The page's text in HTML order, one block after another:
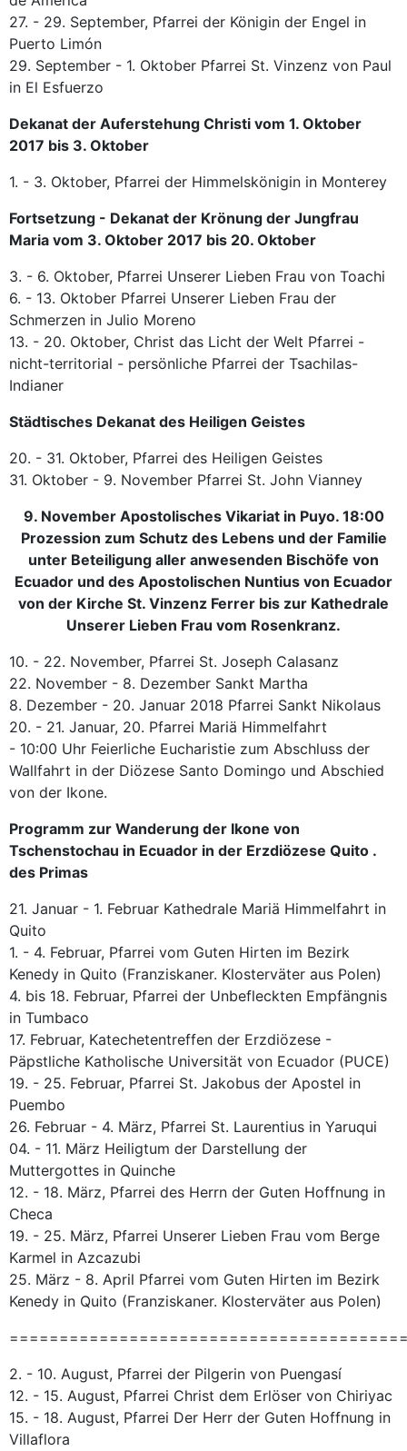
27. - 29. September, Pfarrei der Königin der Engel in
Puerto Limón
29. September - 1. Oktober Pfarrei St. Vinzenz von Paul
in El Esfuerzo
Dekanat der Auferstehung Christi vom 1. Oktober
2017 bis 3. Oktober
1. - 3. Oktober, Pfarrei der Himmelskönigin in Monterey
Fortsetzung - Dekanat der Krönung der Jungfrau
Maria vom 3. Oktober 2017 bis 20. Oktober
3. - 6. Oktober, Pfarrei Unserer Lieben Frau von Toachi
6. - 13. Oktober Pfarrei Unserer Lieben Frau der
Schmerzen in Julio Moreno
13. - 20. Oktober, Christ das Licht der Welt Pfarrei -
nicht-territorial - persönliche Pfarrei der Tsachilas-
Indianer
Städtisches Dekanat des Heiligen Geistes
20. - 31. Oktober, Pfarrei des Heiligen Geistes
31. Oktober - 9. November Pfarrei St. John Vianney
9. November Apostolisches Vikariat in Puyo. 18:00
Prozession zum Schutz des Lebens und der Familie
unter Beteiligung aller anwesenden Bischöfe von
Ecuador und des Apostolischen Nuntius von Ecuador
von der Kirche St. Vinzenz Ferrer bis zur Kathedrale
Unserer Lieben Frau vom Rosenkranz.
10. - 22. November, Pfarrei St. Joseph Calasanz
22. November - 8. Dezember Sankt Martha
8. Dezember - 20. Januar 2018 Pfarrei Sankt Nikolaus
20. - 21. Januar, 20. Pfarrei Mariä Himmelfahrt
- 10:00 Uhr Feierliche Eucharistie zum Abschluss der
Wallfahrt in der Diözese Santo Domingo und Abschied
von der Ikone.
Programm zur Wanderung der Ikone von
Tschenstochau in Ecuador in der Erzdiözese Quito .
des Primas
21. Januar - 1. Februar Kathedrale Mariä Himmelfahrt in
Quito
1. - 4. Februar, Pfarrei vom Guten Hirten im Bezirk
Kenedy in Quito (Franziskaner. Klosterväter aus Polen)
4. bis 18. Februar, Pfarrei der Unbefleckten Empfängnis
in Tumbaco
17. Februar, Katechetentreffen der Erzdiözese -
Päpstliche Katholische Universität von Ecuador (PUCE)
19. - 25. Februar, Pfarrei St. Jakobus der Apostel in
Puembo
26. Februar - 4. März, Pfarrei St. Laurentius in Yaruqui
04. - 11. März Heiligtum der Darstellung der
Muttergottes in Quinche
12. - 18. März, Pfarrei des Herrn der Guten Hoffnung in
Checa
19. - 25. März, Pfarrei Unserer Lieben Frau vom Berge
Karmel in Azcazubi
25. März - 8. April Pfarrei vom Guten Hirten im Bezirk
Kenedy in Quito (Franziskaner. Klosterväter aus Polen)
2. - 10. August, Pfarrei der Pilgerin von Puengasí
12. - 15. August, Pfarrei Christ dem Erlöser von Chiriyac
15. - 18. August, Pfarrei Der Herr der Guten Hoffnung in
Villaflora